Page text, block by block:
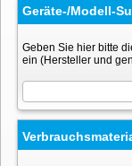
Geräte-/Modell-
Geben Sie hier bitte
ein (Hersteller und